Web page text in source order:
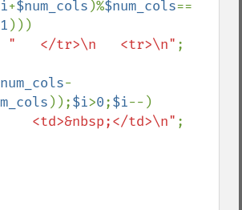
+$num_cols )%$num_cols==
1 )))
"   </tr>\n   <tr>\n" ;
-
));$i>0;$i--)
<td>&nbsp;</td>\n"